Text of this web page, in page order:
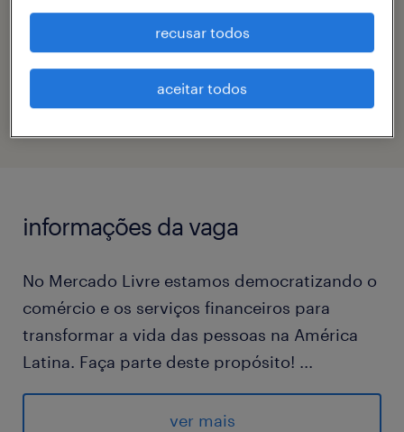
angelica vieira da silva
código da vaga
eTalent_JP-177523
informações da vaga
No Mercado Livre estamos democratizando o
comércio e os serviços financeiros para
transformar a vida das pessoas na América
Latina. Faça parte deste propósito! ...
No Mercado Envios administramos o estoque
de nossos vendedores e entregamos os
ver mais
recusar todos
aceitar todos